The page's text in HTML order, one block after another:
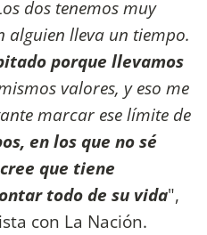
dos tenemos muy
alguien lleva un tiempo.
porque llevamos
valores, y eso me
marcar ese límite de
en los que no sé
que tiene
todo de su vida",
con La Nación.